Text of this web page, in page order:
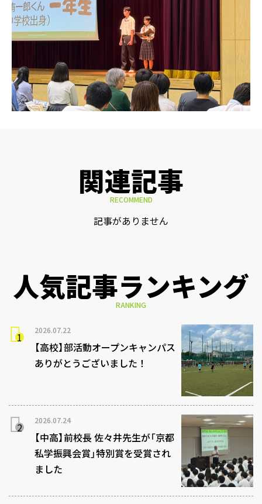
関連記事
RECOMMEND
記事がありません
人気記事ランキング
RANKING
2026.07.22
【高校】部活動オープンキャンパス
ありがとうございました！
2026.07.24
【中高】前校長 佐々井先生が「京都
私学振興会賞」特別賞を受賞され
ました